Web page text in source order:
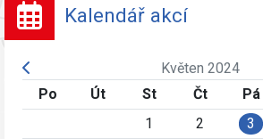
Kalendář akcí
Květen 2024
Po
Út St Čt Pá
1
2 3